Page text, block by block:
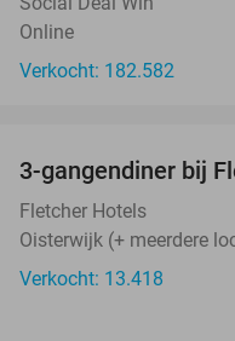
Online
Verkocht: 182.582
3-gangendiner bij
Fletcher Hotels
Oisterwijk (+ meerdere
Verkocht: 13.418